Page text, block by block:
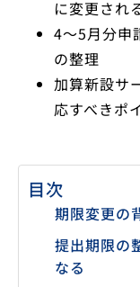
に変更され
4〜5月分申
の整理
加算新設サ
応すべきポ
目次
期限変更の
提出期限の
なる